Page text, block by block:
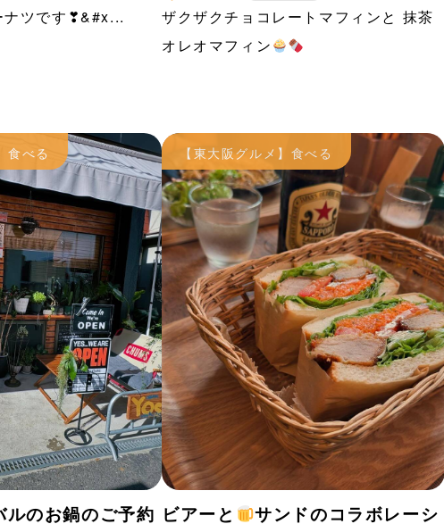
ナツです❣&#x...
ザクザクチョコレートマフィンと 抹茶
オレオマフィン
食べる
のお鍋のご予約
【東大阪グルメ】食べる
ビアーと
サンドのコラボレーシ